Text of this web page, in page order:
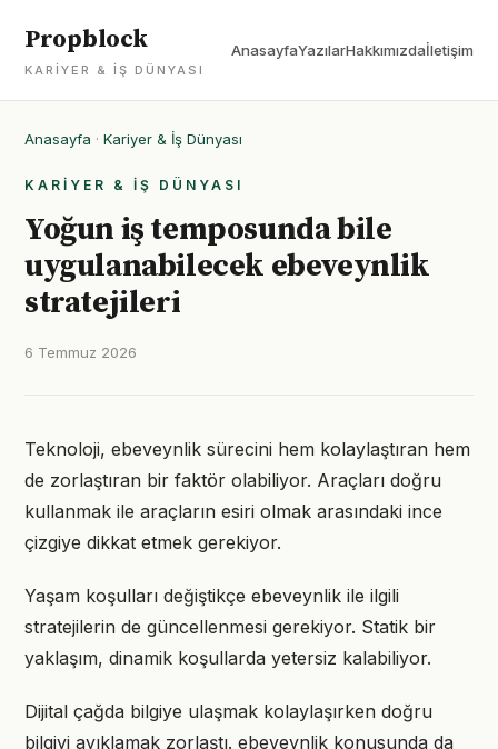
Propblock
KARIYER & İŞ DÜNYASI
AnasayfaYazılarHakkımızdaİletişim
Anasayfa · Kariyer & İş Dünyası
KARIYER & İŞ DÜNYASI
Yoğun iş temposunda bile
uygulanabilecek ebeveynlik
stratejileri
6 Temmuz 2026
Teknoloji, ebeveynlik sürecini hem kolaylaştıran hem
de zorlaştıran bir faktör olabiliyor. Araçları doğru
kullanmak ile araçların esiri olmak arasındaki ince
çizgiye dikkat etmek gerekiyor.
Yaşam koşulları değiştikçe ebeveynlik ile ilgili
stratejilerin de güncellenmesi gerekiyor. Statik bir
yaklaşım, dinamik koşullarda yetersiz kalabiliyor.
Dijital çağda bilgiye ulaşmak kolaylaşırken doğru
bilgiyi ayıklamak zorlaştı. ebeveynlik konusunda da